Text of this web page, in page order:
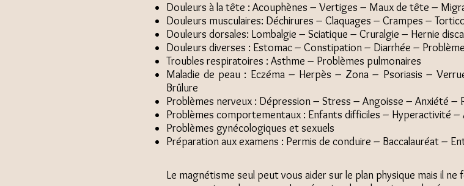
Douleurs à la tête : Acouphènes – Vertiges – Maux de tête –
Douleurs musculaires: Déchirures – Claquages – Crampes –
Douleurs dorsales: Lombalgie – Sciatique – Cruralgie – Hernie
Douleurs diverses : Estomac – Constipation – Diarrhée –
Troubles respiratoires : Asthme – Problèmes pulmonaires
Maladie de peau : Eczéma – Herpès – Zona – Psoriasis –
Brûlure
Problèmes nerveux : Dépression – Stress – Angoisse – Anxiété –
Problèmes comportementaux : Enfants difficiles – Hyperactivité –
Problèmes gynécologiques et sexuels
Préparation aux examens : Permis de conduire – Baccalauréat –
Le magnétisme seul peut vous aider sur le plan physique mais il